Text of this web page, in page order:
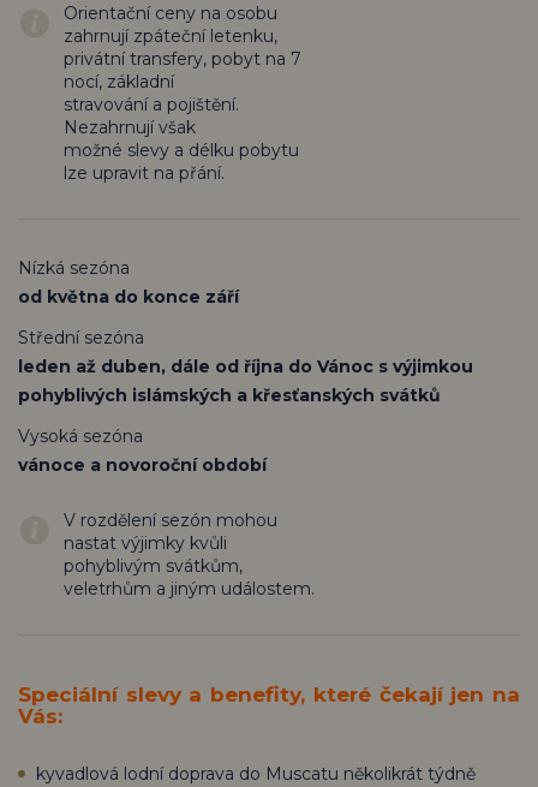
Orientační ceny na osobu
zahrnují zpáteční letenku,
privátní transfery, pobyt na 7
nocí, základní
stravování a pojištění.
Nezahrnují však
možné slevy a délku pobytu
lze upravit na přání.
Nízká sezóna
od května do konce září
Střední sezóna
leden až duben, dále od října do Vánoc s výjimkou
pohyblivých islámských a křesťanských svátků
Vysoká sezóna
vánoce a novoroční období
V rozdělení sezón mohou
nastat výjimky kvůli
pohyblivým svátkům,
veletrhům a jiným událostem.
Speciální slevy a benefity, které čekají jen na
Vás:
kyvadlová lodní doprava do Muscatu několikrát týdně